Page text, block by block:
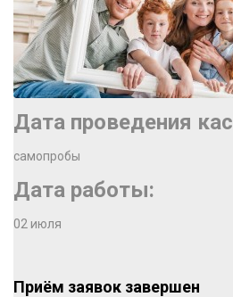
Дата проведения
самопробы
Дата работы:
02 июля
Приём заявок завершен